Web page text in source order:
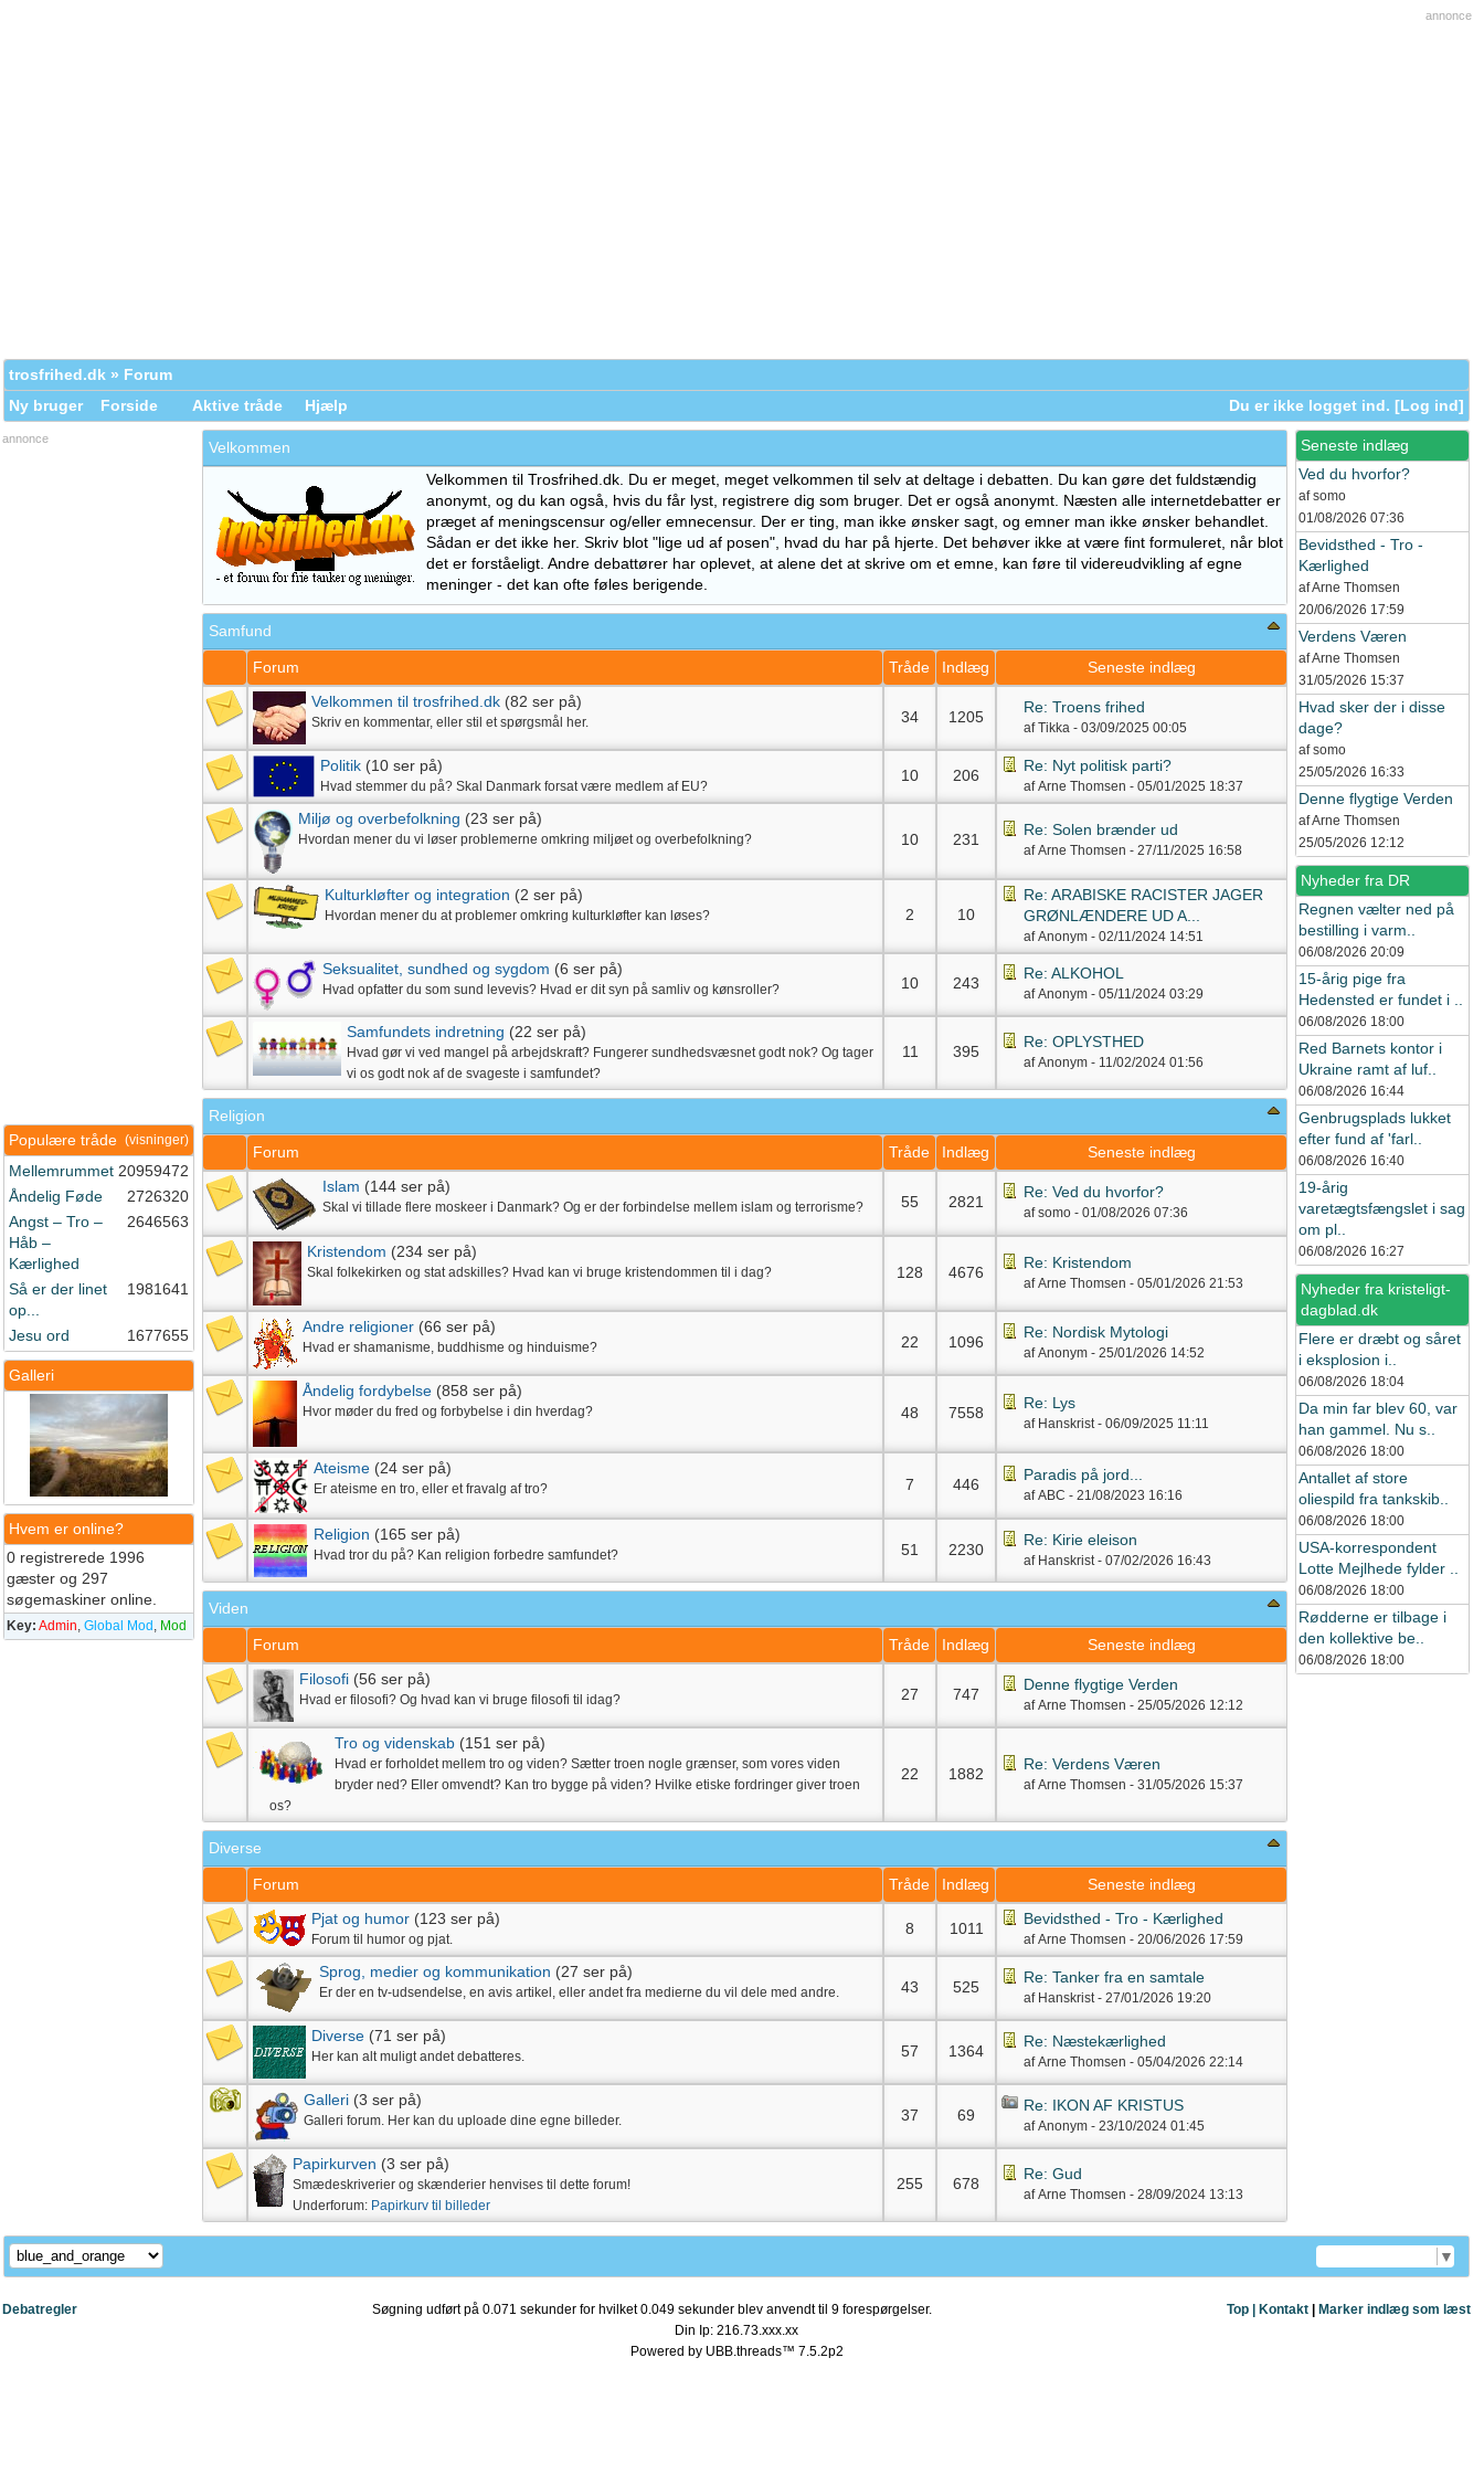
annonce
trosfrihed.dk » Forum
Ny bruger
Forside Aktive tråde Hjælp Du er ikke logget ind. [Log ind]
annonce
(visninger)
Populære tråde
Mellemrummet 20959472
Åndelig Føde
2726320
Angst – Tro –
Håb –
Kærlighed
2646563
Så er der linet
op...
1981641
Jesu ord 1677655
Galleri
Hvem er online?
0 registrerede 1996
gæster og 297
søgemaskiner online.
Key: Admin,Global Mod , Mod
Velkommen
Velkommen til Trosfrihed.dk. Du er meget, meget velkommen til selv at deltage i debatten. Du kan gøre det fuldstændig
anonymt, og du kan også, hvis du får lyst, registrere dig som bruger. Det er også anonymt. Næsten alle internetdebatter er
præget af meningscensur og/eller emnecensur. Der er ting, man ikke ønsker sagt, og emner man ikke ønsker behandlet.
Sådan er det ikke her. Skriv blot "lige ud af posen", hvad du har på hjerte. Det behøver ikke at være fint formuleret, når blot
det er forståeligt. Andre debattører har oplevet, at alene det at skrive om et emne, kan føre til videreudvikling af egne
meninger - det kan ofte føles berigende.
Samfund
Forum Tråde Indlæg
Seneste indlæg
Velkommen til trosfrihed.dk (82 ser på)
Skriv en kommentar, eller stil et spørgsmål her. 34 1205
Re: Troens frihed
af Tikka -03/09/2025 00:05
Politik (10 ser på)
Hvad stemmer du på? Skal Danmark forsat være medlem af EU?
10 206
Re: Nyt politisk parti?
af Arne Thomsen -05/01/2025 18:37
Miljø og overbefolkning (23 ser på)
Hvordan mener du vi løser problemerne omkring miljøet og overbefolkning? 10 231
Re: Solen brænder ud
af Arne Thomsen -27/11/2025 16:58
Kulturkløfter og integration (2 ser på)
Hvordan mener du at problemer omkring kulturkløfter kan løses? 2 10
Re: ARABISKE RACISTER JAGER
GRØNLÆNDERE UD A...
af Anonym -02/11/2024 14:51
Seksualitet, sundhed og sygdom (6 ser på)
Hvad opfatter du som sund levevis? Hvad er dit syn på samliv og kønsroller? 10 243
Re: ALKOHOL
af Anonym -05/11/2024 03:29
Samfundets indretning (22 ser på)
Hvad gør vi ved mangel på arbejdskraft? Fungerer sundhedsvæsnet godt nok? Og tager
vi os godt nok af de svageste i samfundet?
11 395
Re: OPLYSTHED
af Anonym - 11/02/2024 01:56
Religion
Forum Tråde Indlæg
Seneste indlæg
Islam (144 ser på)
Skal vi tillade flere moskeer i Danmark? Og er der forbindelse mellem islam og terrorisme? 55 2821
Re: Ved du hvorfor?
af somo -01/08/2026 07:36
Kristendom (234 ser på)
Skal folkekirken og stat adskilles? Hvad kan vi bruge kristendommen til i dag? 128 4676
Re: Kristendom
af Arne Thomsen -05/01/2026 21:53
Andre religioner (66 ser på)
Hvad er shamanisme, buddhisme og hinduisme? 22 1096
Re: Nordisk Mytologi
af Anonym -25/01/2026 14:52
Åndelig fordybelse (858 ser på)
Hvor møder du fred og forbybelse i din hverdag? 48 7558
Re: Lys
af Hanskrist -06/09/2025 11:11
Ateisme (24 ser på)
Er ateisme en tro, eller et fravalg af tro? 7 446
Paradis på jord...
af ABC -21/08/2023 16:16
Religion (165 ser på)
Hvad tror du på? Kan religion forbedre samfundet? 51 2230
Re: Kirie eleison
af Hanskrist -07/02/2026 16:43
Viden
Forum Tråde Indlæg
Seneste indlæg
Filosofi (56 ser på)
Hvad er filosofi? Og hvad kan vi bruge filosofi til idag? 27 747
Denne flygtige Verden
af Arne Thomsen -25/05/2026 12:12
Tro og videnskab (151 ser på)
Hvad er forholdet mellem tro og viden? Sætter troen nogle grænser, som vores viden
bryder ned? Eller omvendt? Kan tro bygge på viden? Hvilke etiske fordringer giver troen
os?
22 1882
Re: Verdens Væren
af Arne Thomsen -31/05/2026 15:37
Diverse
Forum Tråde Indlæg
Seneste indlæg
Pjat og humor (123 ser på)
Forum til humor og pjat.
8 1011
Bevidsthed - Tro - Kærlighed
af Arne Thomsen -20/06/2026 17:59
Sprog, medier og kommunikation (27 ser på)
Er der en tv-udsendelse, en avis artikel, eller andet fra medierne du vil dele med andre. 43 525
Re: Tanker fra en samtale
af Hanskrist -27/01/2026 19:20
Diverse (71 ser på)
Her kan alt muligt andet debatteres. 57 1364
Re: Næstekærlighed
af Arne Thomsen -05/04/2026 22:14
Galleri (3 ser på)
Galleri forum. Her kan du uploade dine egne billeder. 37 69
Re: IKON AF KRISTUS
af Anonym -23/10/2024 01:45
Papirkurven (3 ser på)
Smædeskriverier og skænderier henvises til dette forum!
Underforum: Papirkurv til billeder
255 678
Re: Gud
af Arne Thomsen -28/09/2024 13:13
Seneste indlæg
Ved du hvorfor?
af somo
01/08/2026 07:36
Bevidsthed - Tro -
Kærlighed
af Arne Thomsen
20/06/2026 17:59
Verdens Væren
af Arne Thomsen
31/05/2026 15:37
Hvad sker der i disse
dage?
af somo
25/05/2026 16:33
Denne flygtige Verden
af Arne Thomsen
25/05/2026 12:12
Nyheder fra DR
Regnen vælter ned på
bestilling i varm..
06/08/2026 20:09
15-årig pige fra
Hedensted er fundet i ..
06/08/2026 18:00
Red Barnets kontor i
Ukraine ramt af luf..
06/08/2026 16:44
Genbrugsplads lukket
efter fund af 'farl..
06/08/2026 16:40
19-årig
varetægtsfængslet i sag
om pl..
06/08/2026 16:27
Nyheder fra kristeligt-
dagblad.dk
Flere er dræbt og såret
i eksplosion i..
06/08/2026 18:04
Da min far blev 60, var
han gammel. Nu s..
06/08/2026 18:00
Antallet af store
oliespild fra tankskib..
06/08/2026 18:00
USA-korrespondent
Lotte Mejlhede fylder ..
06/08/2026 18:00
Rødderne er tilbage i
den kollektive be..
06/08/2026 18:00
▼
Debatregler Top | Kontakt Marker indlæg som læst
Søgning udført på 0.071 sekunder for hvilket 0.049 sekunder blev anvendt til 9 forespørgelser.
Din Ip: 216.73.xxx.xx
Powered by UBB.threads™ 7.5.2p2